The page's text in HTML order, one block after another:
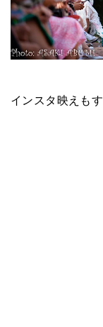
インスタ映えも